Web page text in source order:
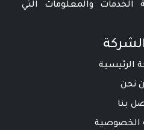
الخدمات والمعلومات التي
الرئيسية
نحن
بنا